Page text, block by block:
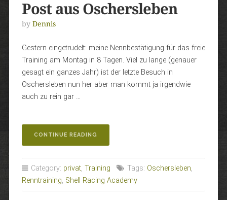
Post aus Oschersleben
by Dennis
Gestern eingetrudelt: meine Nennbestätigung für das freie
Training am Montag in 8 Tagen. Viel zu lange (genauer
gesagt ein ganzes Jahr) ist der letzte Besuch in
Oschersleben nun her aber man kommt ja irgendwie
auch zu rein gar …
CONTINUE READING
AUS
Category: privat, Training Tags: Oschersleben,
Renntraining, Shell Racing Academy